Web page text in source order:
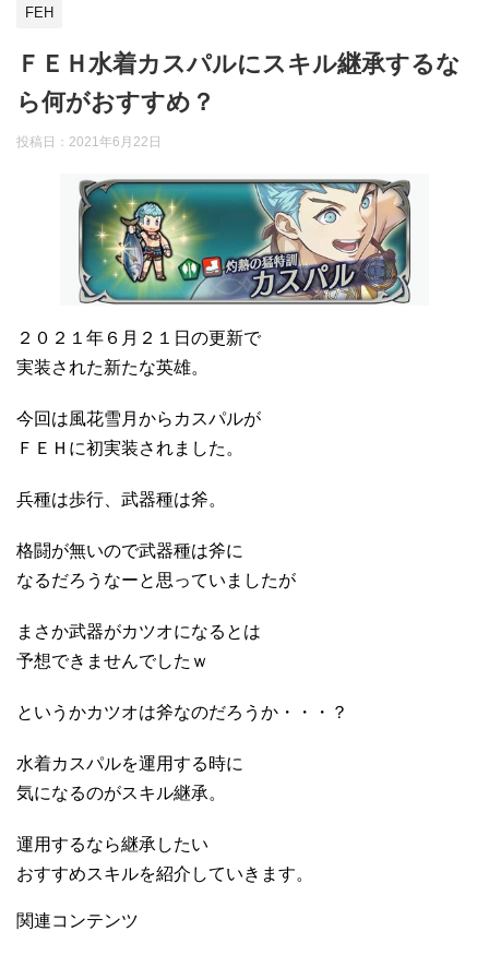
FEH
ＦＥＨ水着カスパルにスキル継承するな
ら何がおすすめ？
投稿日： 2021年6月22日
２０２１年６月２１日の更新で
実装された新たな英雄。
今回は風花雪月からカスパルが
ＦＥＨに初実装されました。
兵種は歩行、武器種は斧。
格闘が無いので武器種は斧に
なるだろうなーと思っていましたが
まさか武器がカツオになるとは
予想できませんでしたｗ
というかカツオは斧なのだろうか・・・？
水着カスパルを運用する時に
気になるのがスキル継承。
運用するなら継承したい
おすすめスキルを紹介していきます。
関連コンテンツ